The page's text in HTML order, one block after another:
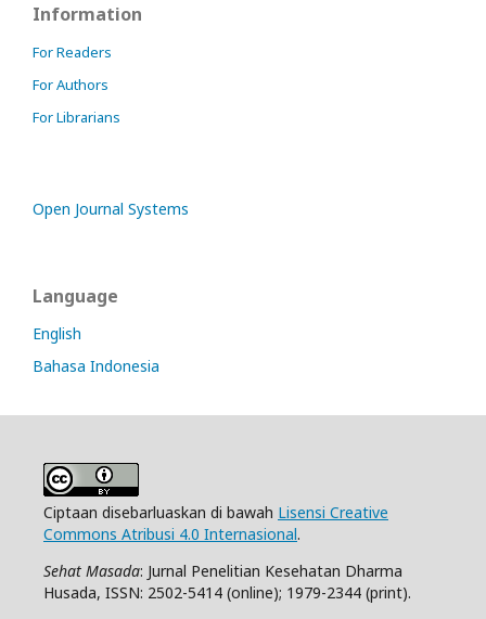
Information
For Readers
For Authors
For Librarians
Open Journal Systems
Language
English
Bahasa Indonesia
Ciptaan disebarluaskan di bawah Lisensi Creative
Commons Atribusi 4.0 Internasional.
Sehat Masada: Jurnal Penelitian Kesehatan Dharma
Husada, ISSN: 2502-5414 (online); 1979-2344 (print).